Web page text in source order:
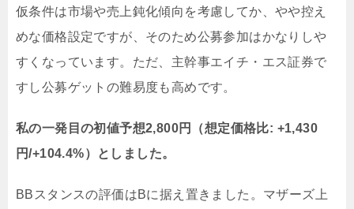
仮条件は市場や売上鈍化傾向を考慮してか、やや控え
めな価格設定ですが、そのため公募参加はかなりしや
すくなっています。ただ、主幹事エイチ・エス証券で
すし公募ゲットの難易度も高めです。
私の一発目の初値予想2,800円（想定価格比: +1,430
円/+104.4%）としました。
BBスタンスの評価はBに据え置きました。マザーズ上